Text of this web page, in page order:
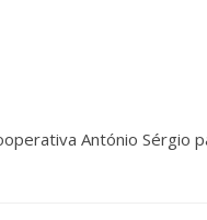
António Sérgio